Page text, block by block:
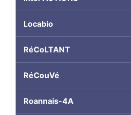
Locabio
RéCoLTANT
RéCouVé
Roannais-4A